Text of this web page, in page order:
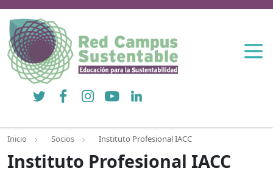
Twitter FacebookInstagramYouTubeLinkedIn
Inicio Socios Instituto Profesional IACC
Instituto Profesional IACC